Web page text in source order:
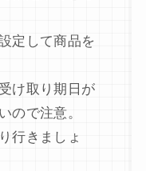
定して商品を
け取り期日が
ので注意。
行きましょ